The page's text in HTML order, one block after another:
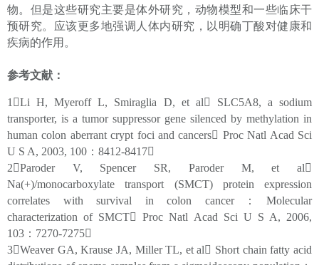
物。但是这些研究主要是体外研究，动物模型和一些临床干
预研究。应该更多地强调人体内研究，以明确丁酸对健康和
疾病的作用。
参考文献：
1Li H, Myeroff L, Smiraglia D, et al SLC5A8, a sodium
transporter, is a tumor suppressor gene silenced by methylation in
human colon aberrant crypt foci and cancers Proc Natl Acad Sci
U S A, 2003, 100：8412-8417
2Paroder V, Spencer SR, Paroder M, et al
Na(+)/monocarboxylate transport (SMCT) protein expression
correlates with survival in colon cancer：Molecular
characterization of SMCT Proc Natl Acad Sci U S A, 2006,
103：7270-7275
3Weaver GA, Krause JA, Miller TL, et al Short chain fatty acid